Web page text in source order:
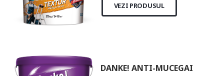
VEZI PRODUSUL
DANKE! ANTI-MUCEGAI